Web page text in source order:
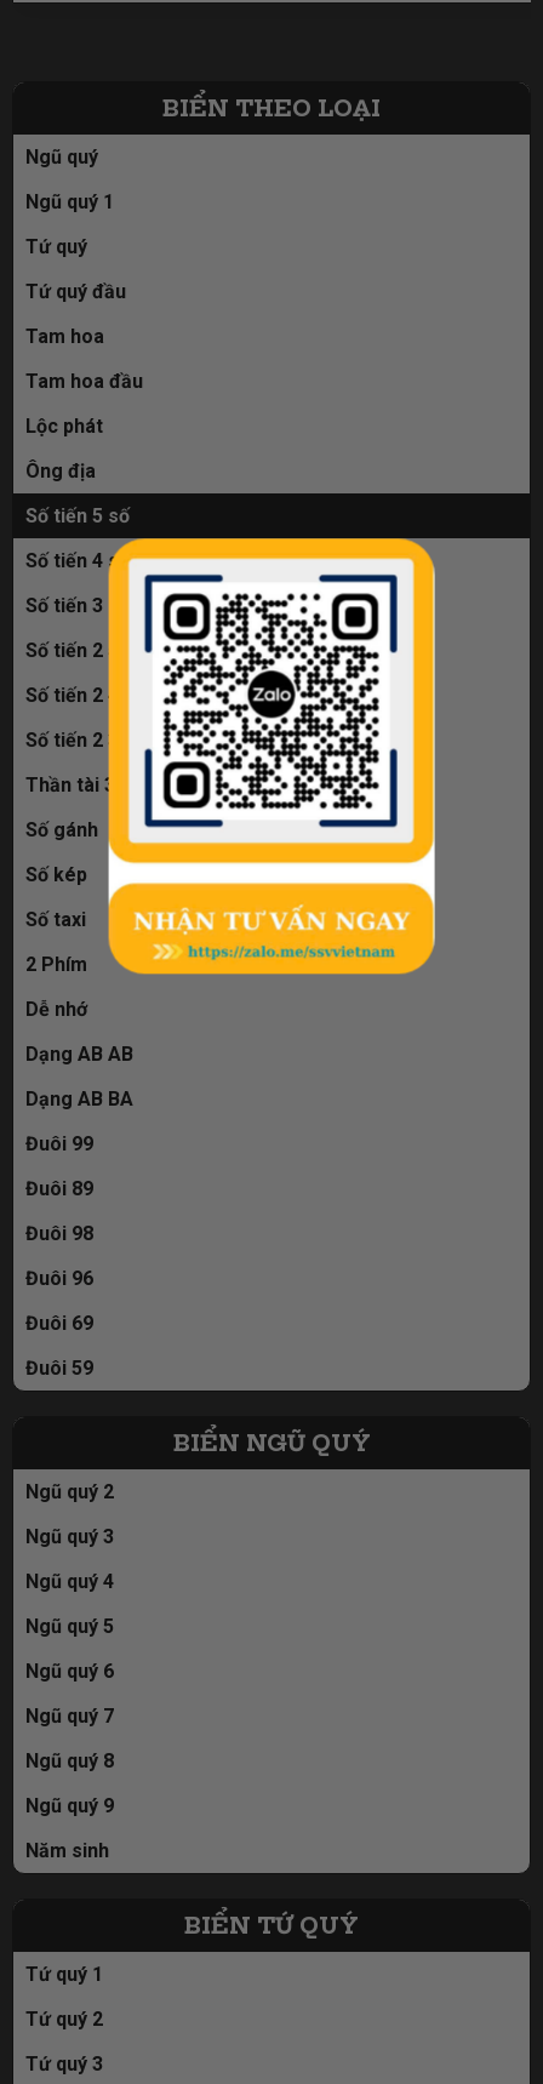
BIỂN THEO LOẠI
Ngũ quý
Ngũ quý 1
Tứ quý
Tứ quý đầu
Tam hoa
Tam hoa đầu
Lộc phát
Ông địa
Số tiến 5 số
Số tiến 4 số
Số tiến 3 số
Số tiến 2 5 số
Số tiến 2 4 số
Số tiến 2 3 số
Thần tài 39
Số gánh
Số kép
Số taxi
2 Phím
Dễ nhớ
Dạng AB AB
Dạng AB BA
Đuôi 99
Đuôi 89
Đuôi 98
Đuôi 96
Đuôi 69
Đuôi 59
BIỂN NGŨ QUÝ
Ngũ quý 2
Ngũ quý 3
Ngũ quý 4
Ngũ quý 5
Ngũ quý 6
Ngũ quý 7
Ngũ quý 8
Ngũ quý 9
Năm sinh
BIỂN TỨ QUÝ
Tứ quý 1
Tứ quý 2
Tứ quý 3